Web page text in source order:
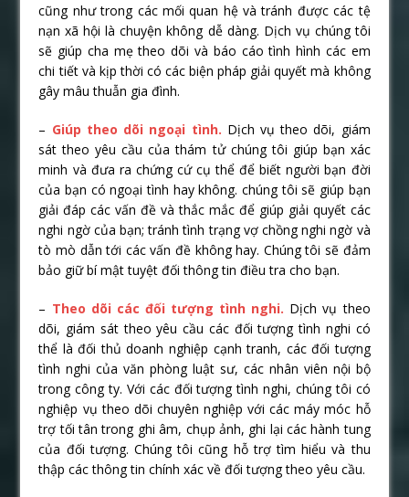
cũng như trong các mối quan hệ và tránh được các tệ
nạn xã hội là chuyện không dễ dàng. Dịch vụ chúng tôi
sẽ giúp cha mẹ theo dõi và báo cáo tình hình các em
chi tiết và kịp thời có các biện pháp giải quyết mà không
gây mâu thuẫn gia đình.
– Giúp theo dõi ngoại tình. Dịch vụ theo dõi, giám
sát theo yêu cầu của thám tử chúng tôi giúp bạn xác
minh và đưa ra chứng cứ cụ thể để biết người bạn đời
của bạn có ngoại tình hay không. chúng tôi sẽ giúp bạn
giải đáp các vấn đề và thắc mắc để giúp giải quyết các
nghi ngờ của bạn; tránh tình trạng vợ chồng nghi ngờ và
tò mò dẫn tới các vấn đề không hay. Chúng tôi sẽ đảm
bảo giữ bí mật tuyệt đối thông tin điều tra cho bạn.
– Theo dõi các đối tượng tình nghi. Dịch vụ theo
dõi, giám sát theo yêu cầu các đối tượng tình nghi có
thể là đối thủ doanh nghiệp cạnh tranh, các đối tượng
tình nghi của văn phòng luật sư, các nhân viên nội bộ
trong công ty. Với các đối tượng tình nghi, chúng tôi có
nghiệp vụ theo dõi chuyên nghiệp với các máy móc hỗ
trợ tối tân trong ghi âm, chụp ảnh, ghi lại các hành tung
của đối tượng. Chúng tôi cũng hỗ trợ tìm hiểu và thu
thập các thông tin chính xác về đối tượng theo yêu cầu.